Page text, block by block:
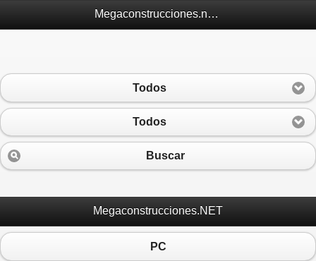
Megaconstrucciones.net Móvil
Todos
Todos
Buscar
Megaconstrucciones.NET
PC